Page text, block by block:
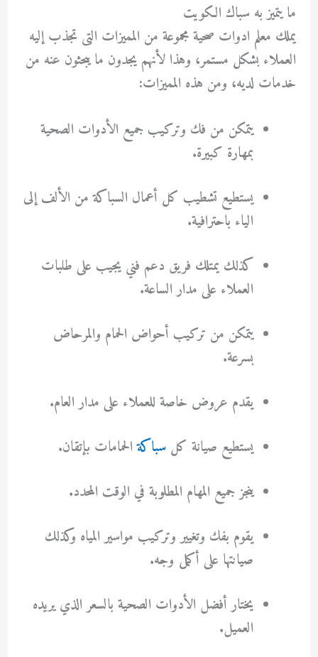
ما يتميز به سباك الكويت
يملك معلم ادوات صحيةمجموعة من المميزات التى تجذب إليه
العملاء بشكل مستمر، وهذا لأنهم يجدون ما يبحثون عنه من
خدمات لديه، ومن هذه المميزات:
يتمكن من فك وتركيب جميع الأدوات الصحية
بمهارة كبيرة.
يستطيع تشطيب كل أعمال السباكة من الألف إلى
الياء باحترافية.
كذلك يمتلك فريق دعم فني يجيب على طلبات
العملاء على مدار الساعة.
يتمكن من تركيب أحواض الحمام والمرحاض
بسرعة.
يقدم عروض خاصة للعملاء على مدار العام.
يستطيع صيانة كل سباكةالحمامات بإتقان.
ينجز جميع المهام المطلوبة في الوقت المحدد.
يقوم بفك وتغيير وتركيب مواسير المياه وكذلك
صيانتها على أكمل وجه.
يختار أفضل الأدوات الصحية بالسعر الذي يريده
العميل.